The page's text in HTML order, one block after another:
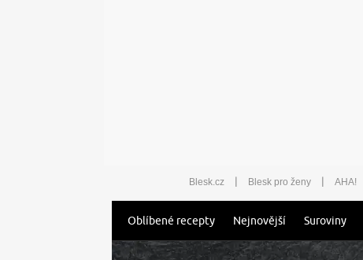
Blesk.cz | Blesk pro ženy | AHA!
Oblíbené recepty Nejnovější Suroviny